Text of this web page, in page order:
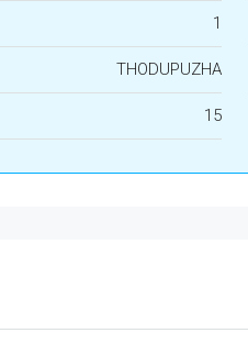
1
THODUPUZHA
15